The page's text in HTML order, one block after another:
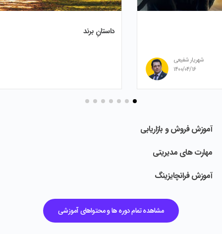
آموزش فروش و بازاریابی
مهارت های مدیریتی
آموزش فرانچایزینگ
مشاهده تمام دوره ها و محتواهای آموزشی